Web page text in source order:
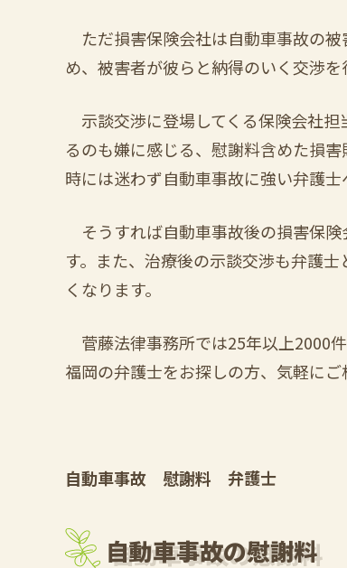
ただ損害保険会社は自動車事故の
め、被害者が彼らと納得のいく交渉
示談交渉に登場してくる保険会社
るのも嫌に感じる、慰謝料含めた損
時には迷わず自動車事故に強い弁護士
そうすれば自動車事故後の損害保
す。また、治療後の示談交渉も弁護
くなります。
菅藤法律事務所では25年以上2000
福岡の弁護士をお探しの方、気軽にご
自動車事故 慰謝料 弁護士
自動車事故の慰謝料